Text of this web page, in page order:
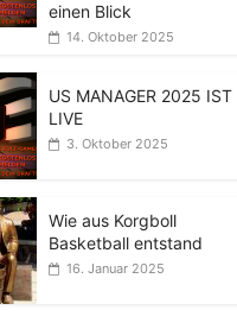
einen Blick
14. Oktober 2025
US MANAGER 2025 IST
LIVE
3. Oktober 2025
Wie aus Korgboll
Basketball entstand
16. Januar 2025